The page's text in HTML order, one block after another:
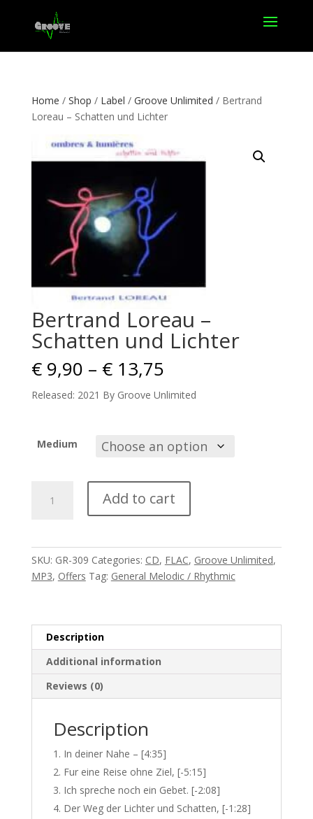
Home / Shop / Label / Groove Unlimited / Bertrand
Loreau – Schatten und Lichter
Bertrand Loreau –
Schatten und Lichter
€9,90 – €13,75Price
€ 9,90
Released: 2021 By Groove Unlimited
Medium
Loreau
quantity
Add to cart
SKU: GR-309 Categories: CD, FLAC, Groove Unlimited,
MP3, Offers Tag: General Melodic / Rhythmic
Description
Additional information
Reviews (0)
Description
In deiner Nahe – [4:35]
Fur eine Reise ohne Ziel, [-5:15]
Ich spreche noch ein Gebet. [-2:08]
Der Weg der Lichter und Schatten, [-1:28]